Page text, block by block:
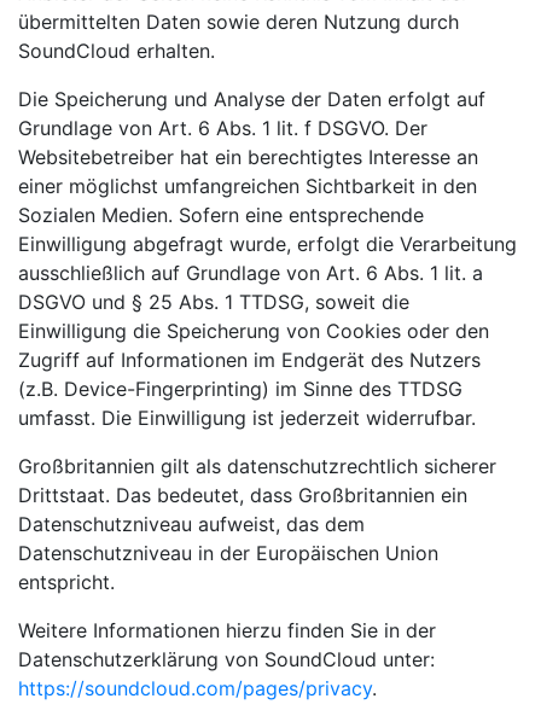
übermittelten Daten sowie deren Nutzung durch
SoundCloud erhalten.
Die Speicherung und Analyse der Daten erfolgt auf
Grundlage von Art. 6 Abs. 1 lit. f DSGVO. Der
Websitebetreiber hat ein berechtigtes Interesse an
einer möglichst umfangreichen Sichtbarkeit in den
Sozialen Medien. Sofern eine entsprechende
Einwilligung abgefragt wurde, erfolgt die Verarbeitung
ausschließlich auf Grundlage von Art. 6 Abs. 1 lit. a
DSGVO und § 25 Abs. 1 TTDSG, soweit die
Einwilligung die Speicherung von Cookies oder den
Zugriff auf Informationen im Endgerät des Nutzers
(z.B. Device-Fingerprinting) im Sinne des TTDSG
umfasst. Die Einwilligung ist jederzeit widerrufbar.
Großbritannien gilt als datenschutzrechtlich sicherer
Drittstaat. Das bedeutet, dass Großbritannien ein
Datenschutzniveau aufweist, das dem
Datenschutzniveau in der Europäischen Union
entspricht.
Weitere Informationen hierzu finden Sie in der
Datenschutzerklärung von SoundCloud unter:
https://soundcloud.com/pages/privacy.